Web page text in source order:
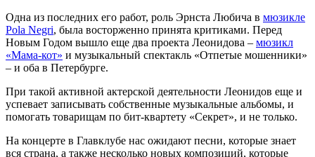
Одна из последних его работ, роль Эрнста Любича в мюзикле
Pola Negri, была восторженно принята критиками. Перед
Новым Годом вышло еще два проекта Леонидова – мюзикл
«Мама-кот» и музыкальный спектакль «Отпетые мошенники»
– и оба в Петербурге.
При такой активной актерской деятельности Леонидов еще и
успевает записывать собственные музыкальные альбомы, и
помогать товарищам по бит-квартету «Секрет», и не только.
На концерте в Главклубе нас ожидают песни, которые знает
вся страна, а также несколько новых композиций, которые